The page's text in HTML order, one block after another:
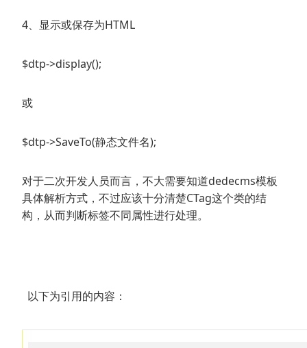
4、显示或保存为HTML
$dtp->display();
或
$dtp->SaveTo(静态文件名);
对于二次开发人员而言，不大需要知道dedecms模板
具体解析方式，不过应该十分清楚CTag这个类的结
构，从而判断标签不同属性进行处理。
以下为引用的内容：